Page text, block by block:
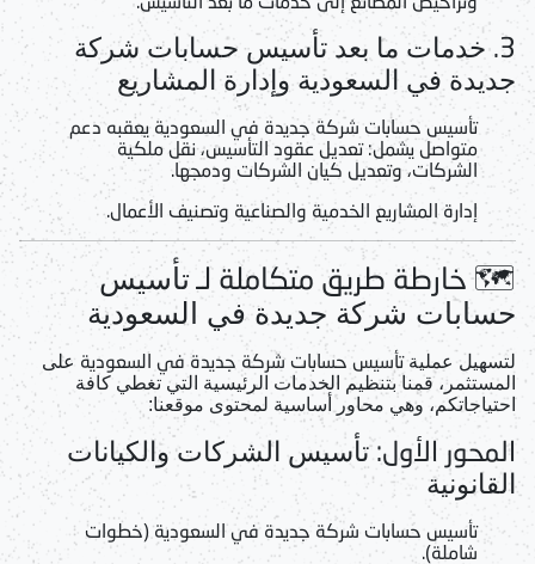
3. خدمات ما بعد تأسيس حسابات شركة
جديدة في السعودية وإدارة المشاريع
تأسيس حسابات شركة جديدة في السعوديةيعقبه دعم
متواصل يشمل: تعديل عقود التأسيس، نقل ملكية
الشركات، وتعديل كيان الشركات ودمجها.
إدارة المشاريع الخدمية والصناعية وتصنيف الأعمال.
🗺️ خارطة طريق متكاملة لـ تأسيس
حسابات شركة جديدة في السعودية
لتسهيل عمليةتأسيس حسابات شركة جديدة في السعودية على
المستثمر، قمنا بتنظيم الخدمات الرئيسية التي تغطي كافة
احتياجاتكم، وهي محاور أساسية لمحتوى موقعنا:
المحور الأول:تأسيس الشركات والكيانات
القانونية
تأسيس حسابات شركة جديدة في السعودية(خطوات
شاملة).